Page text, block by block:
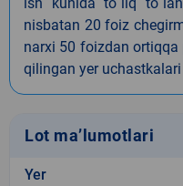
nisbatan 20 foiz
narxi 50 foizdan
qilingan yer
Lot ma’lumotlari
Yer